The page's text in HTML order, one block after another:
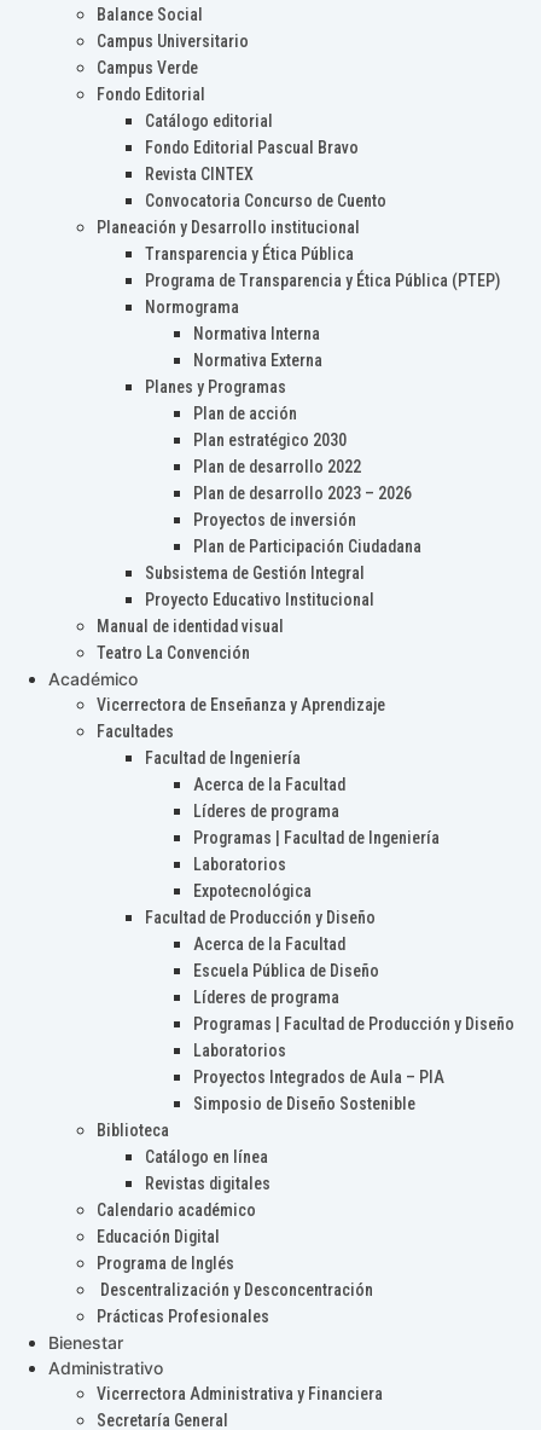
Balance Social
Campus Universitario
Campus Verde
Fondo Editorial
Catálogo editorial
Fondo Editorial Pascual Bravo
Revista CINTEX
Convocatoria Concurso de Cuento
Planeación y Desarrollo institucional
Transparencia y Ética Pública
Programa de Transparencia y Ética Pública (PTEP)
Normograma
Normativa Interna
Normativa Externa
Planes y Programas
Plan de acción
Plan estratégico 2030
Plan de desarrollo 2022
Plan de desarrollo 2023 – 2026
Proyectos de inversión
Plan de Participación Ciudadana
Subsistema de Gestión Integral
Proyecto Educativo Institucional
Manual de identidad visual
Teatro La Convención
Académico
Vicerrectora de Enseñanza y Aprendizaje
Facultades
Facultad de Ingeniería
Acerca de la Facultad
Líderes de programa
Programas | Facultad de Ingeniería
Laboratorios
Expotecnológica
Facultad de Producción y Diseño
Acerca de la Facultad
Escuela Pública de Diseño
Líderes de programa
Programas | Facultad de Producción y Diseño
Laboratorios
Proyectos Integrados de Aula – PIA
Simposio de Diseño Sostenible
Biblioteca
Catálogo en línea
Revistas digitales
Calendario académico
Educación Digital
Programa de Inglés
Descentralización y Desconcentración
Prácticas Profesionales
Bienestar
Administrativo
Vicerrectora Administrativa y Financiera
Secretaría General